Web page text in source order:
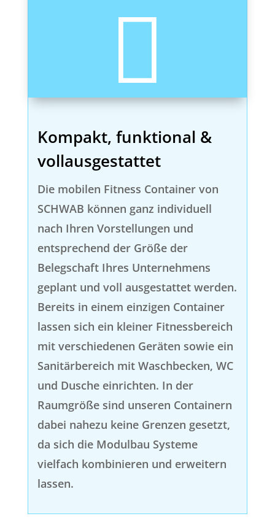

Kompakt, funktional &
vollausgestattet
Die mobilen Fitness Container von
SCHWAB können ganz individuell
nach Ihren Vorstellungen und
entsprechend der Größe der
Belegschaft Ihres Unternehmens
geplant und voll ausgestattet werden.
Bereits in einem einzigen Container
lassen sich ein kleiner Fitnessbereich
mit verschiedenen Geräten sowie ein
Sanitärbereich mit Waschbecken, WC
und Dusche einrichten. In der
Raumgröße sind unseren Containern
dabei nahezu keine Grenzen gesetzt,
da sich die Modulbau Systeme
vielfach kombinieren und erweitern
lassen.